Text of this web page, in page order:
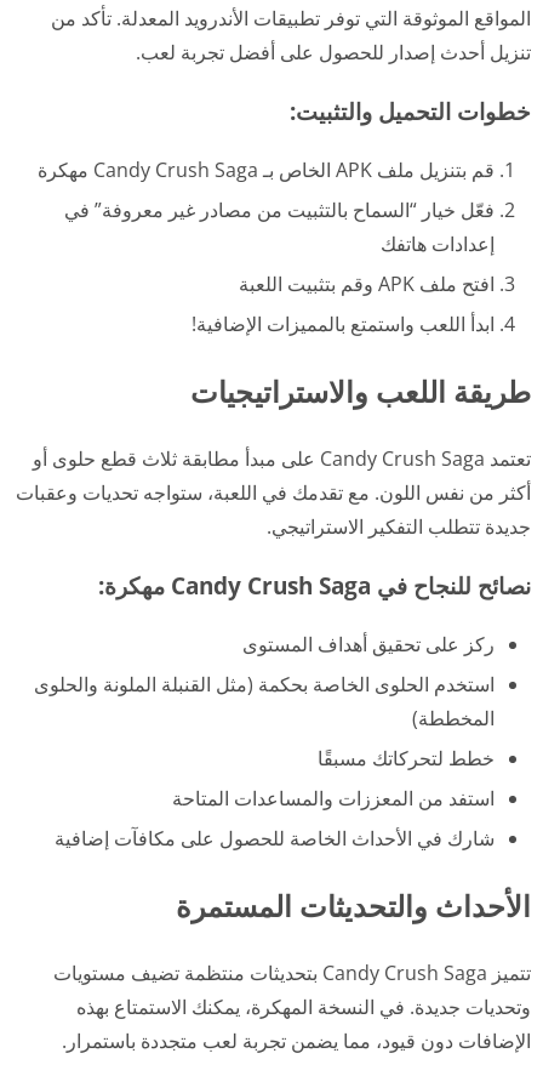
المواقع الموثوقة التي توفر تطبيقات الأندرويد المعدلة. تأكد من
تنزيل أحدث إصدار للحصول على أفضل تجربة لعب.
خطوات التحميل والتثبيت:
قم بتنزيل ملف APK الخاص بـ Candy Crush Saga مهكرة
فعّل خيار “السماح بالتثبيت من مصادر غير معروفة” في
إعدادات هاتفك
افتح ملف APK وقم بتثبيت اللعبة
ابدأ اللعب واستمتع بالمميزات الإضافية!
طريقة اللعب والاستراتيجيات
تعتمد Candy Crush Saga على مبدأ مطابقة ثلاث قطع حلوى أو
أكثر من نفس اللون. مع تقدمك في اللعبة، ستواجه تحديات وعقبات
جديدة تتطلب التفكير الاستراتيجي.
نصائح للنجاح في Candy Crush Saga مهكرة:
ركز على تحقيق أهداف المستوى
استخدم الحلوى الخاصة بحكمة (مثل القنبلة الملونة والحلوى
المخططة)
خطط لتحركاتك مسبقًا
استفد من المعززات والمساعدات المتاحة
شارك في الأحداث الخاصة للحصول على مكافآت إضافية
الأحداث والتحديثات المستمرة
تتميز Candy Crush Saga بتحديثات منتظمة تضيف مستويات
وتحديات جديدة. في النسخة المهكرة، يمكنك الاستمتاع بهذه
الإضافات دون قيود، مما يضمن تجربة لعب متجددة باستمرار.